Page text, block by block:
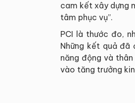
cam kết xây dựng
tâm phục vụ”.
PCI là thước đo,
Những kết quả
năng động và
vào tăng trưởng